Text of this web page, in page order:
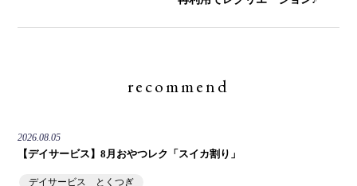
recommend
2026.08.05
【デイサービス】8月おやつレク「スイカ割り」
デイサービス とくつぎ